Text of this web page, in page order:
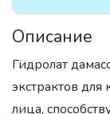
Описание
Гидролат
экстрактов
лица,